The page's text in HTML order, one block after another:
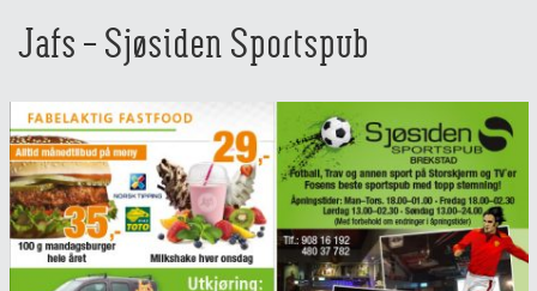
Jafs – Sjøsiden Sportspub